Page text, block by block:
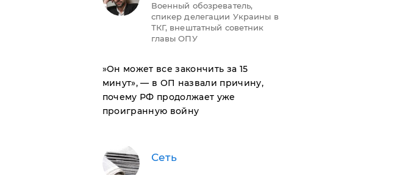
Военный обозреватель,
спикер делегации Украины в
ТКГ, внештатный советник
главы ОПУ
​»Он может все закончить за 15
минут», — в ОП назвали причину,
почему РФ продолжает уже
проигранную войну
Сеть